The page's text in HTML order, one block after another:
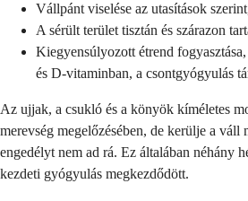
Vállpánt viselése az utasítások
A sérült terület tisztán és szárazon
Kiegyensúlyozott étrend
és D-vitaminban, a csontgyógyulás
Az ujjak, a csukló és a könyök kíméletes
merevség megelőzésében, de kerülje a váll
engedélyt nem ad rá. Ez általában néhány
kezdeti gyógyulás megkezdődött.